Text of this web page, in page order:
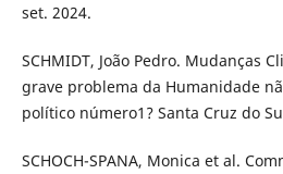
set. 2024.
SCHMIDT, João Pedro. Mudanças
grave problema da Humanidade
político número1? Santa Cruz do
SCHOCH-SPANA, Monica et al.